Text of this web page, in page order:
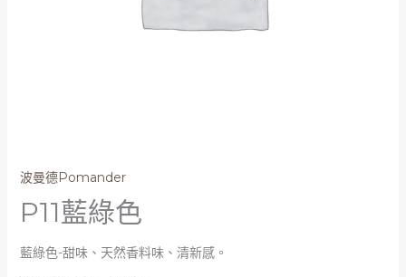
波曼德Pomander
P11藍綠色
藍綠色-甜味、天然香料味、清新感。